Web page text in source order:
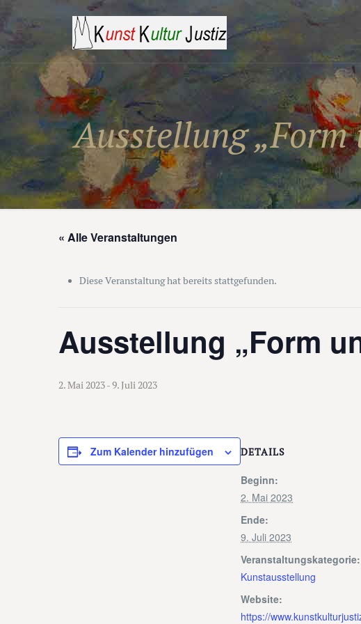
Ausstellung
« Alle Veranstaltungen
Diese Veranstaltung hat bereits stattgefunden.
Ausstellung „Form
2. Mai 2023-9. Juli 2023
Zum Kalender hinzufügen DETAILS
Beginn:
2. Mai 2023
Ende:
9. Juli 2023
Veranstaltungskategorie:
Kunstausstellung
Website:
https://